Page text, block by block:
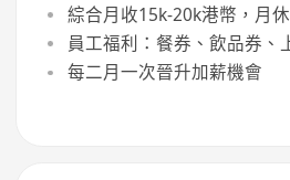
綜合月收15k-20k港幣，月
員工福利：餐券、飲品券、
每二月一次晉升加薪機會